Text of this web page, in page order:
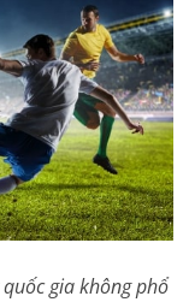
gia không phổ